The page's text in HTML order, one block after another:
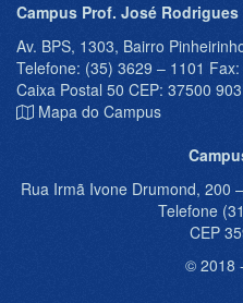
Campus Prof. José Rodrigues
Av. BPS, 1303, Bairro
Telefone: (35) 3629 – 1101
Caixa Postal 50 CEP: 37500 903
Mapa do Campus
Rua Irmã Ivone Drumond, 200
Telefone
CEP
© 2018